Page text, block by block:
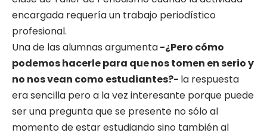
encargada requería un trabajo periodístico
profesional.
Una de las alumnas argumenta-¿Pero cómo
podemos hacerle para que nos tomen en serio y
no nos vean como estudiantes?- la respuesta
era sencilla pero a la vez interesante porque puede
ser una pregunta que se presente no sólo al
momento de estar estudiando sino también al